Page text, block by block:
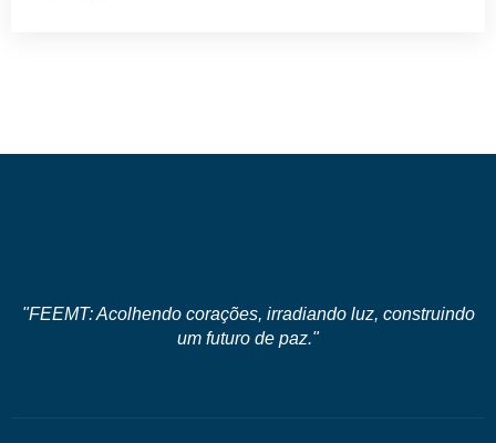
"FEEMT: Acolhendo corações, irradiando luz, construindo
um futuro de paz."